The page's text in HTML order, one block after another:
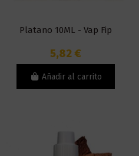
Platano 10ML - Vap Fip
5,82 €
Añadir al carrito